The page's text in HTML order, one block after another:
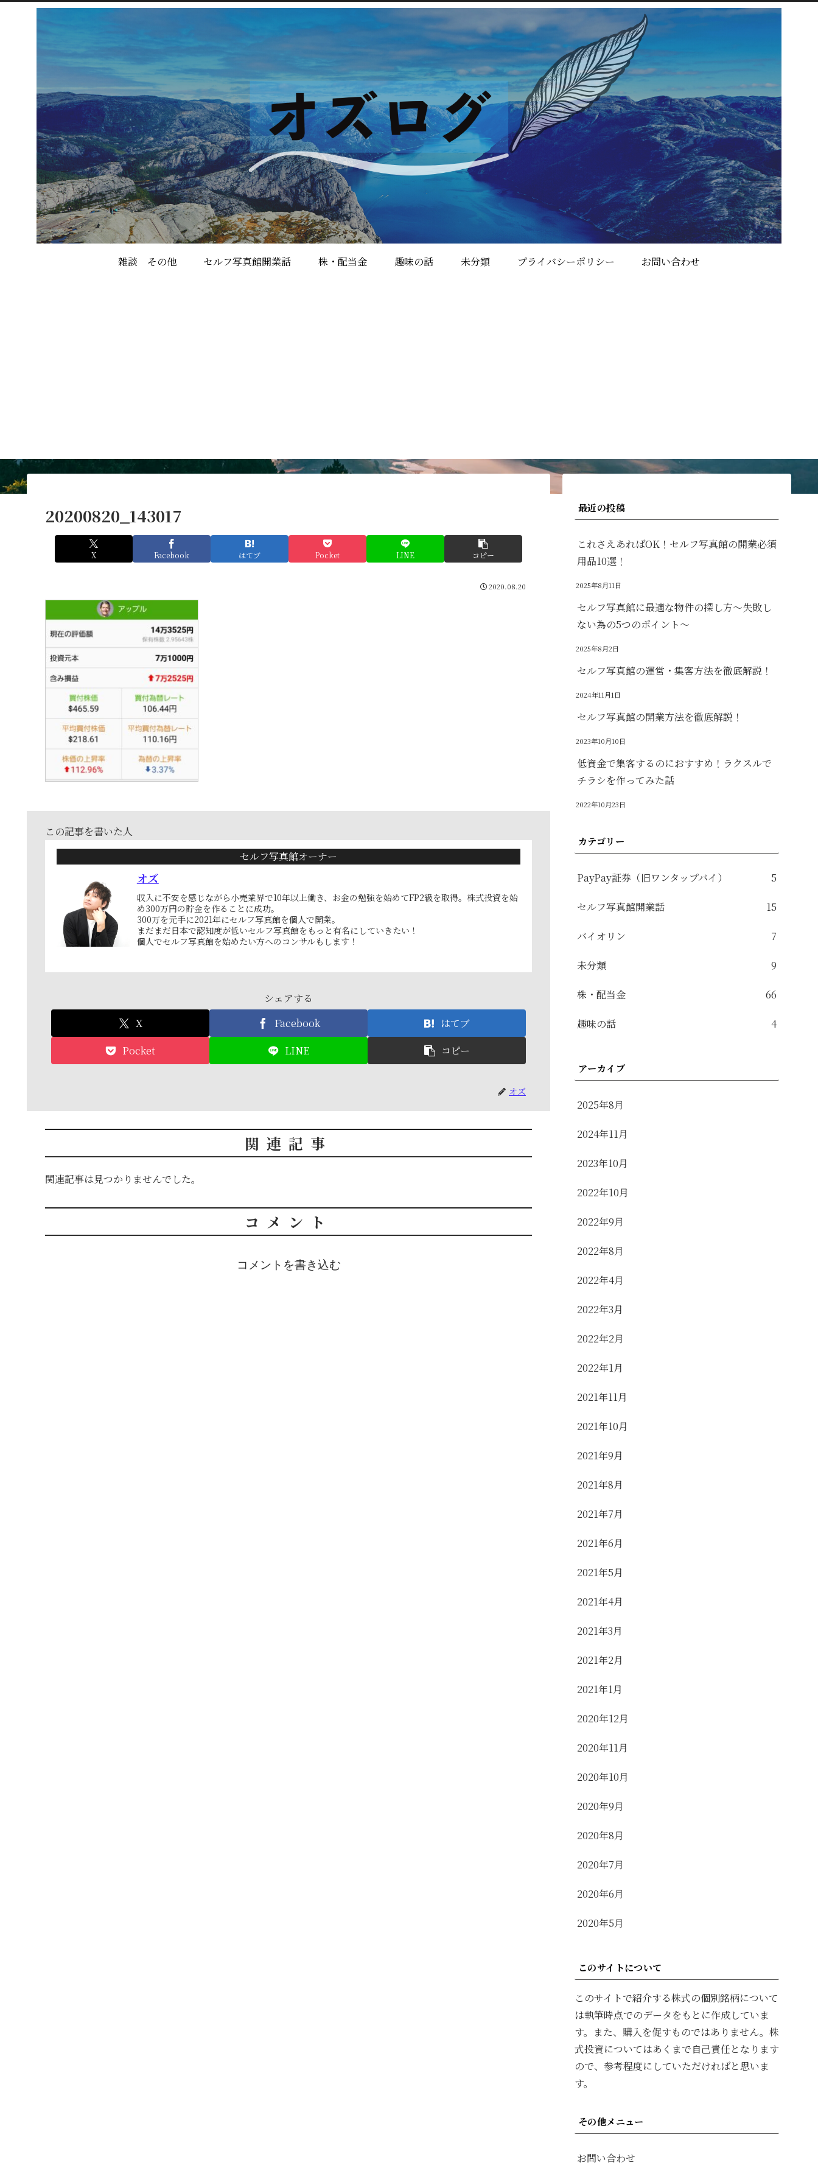
雑談 その他 セルフ写真館開業話 株・配当金 趣味の話 未分類 プライバシーポリシー お問い合わせ
20200820_143017
X Facebook はてブ Pocket LINE コピー
2020.08.20
この記事を書いた人
セルフ写真館オーナー
オズ
収入に不安を感じながら小売業界で10年以上働き、お金の勉強を始めてFP2級を取得。株式投資を始
め300万円の貯金を作ることに成功。
300万を元手に2021年にセルフ写真館を個人で開業。
まだまだ日本で認知度が低いセルフ写真館をもっと有名にしていきたい！
個人でセルフ写真館を始めたい方へのコンサルもします！
シェアする
X
Facebook
はてブ
Pocket
LINE コピー
オズ
関連記事
関連記事は見つかりませんでした。
コメント
コメントを書き込む
最近の投稿
これさえあればOK！セルフ写真館の開業必須
用品10選！
2025年8月11日
セルフ写真館に最適な物件の探し方～失敗し
ない為の5つのポイント～
2025年8月2日
セルフ写真館の運営・集客方法を徹底解説！
2024年11月1日
セルフ写真館の開業方法を徹底解説！
2023年10月10日
低資金で集客するのにおすすめ！ラクスルで
チラシを作ってみた話
2022年10月23日
カテゴリー
PayPay証券（旧ワンタップバイ） 5
セルフ写真館開業話 15
バイオリン 7
未分類 9
株・配当金 66
趣味の話 4
アーカイブ
2025年8月
2024年11月
2023年10月
2022年10月
2022年9月
2022年8月
2022年4月
2022年3月
2022年2月
2022年1月
2021年11月
2021年10月
2021年9月
2021年8月
2021年7月
2021年6月
2021年5月
2021年4月
2021年3月
2021年2月
2021年1月
2020年12月
2020年11月
2020年10月
2020年9月
2020年8月
2020年7月
2020年6月
2020年5月
このサイトについて
このサイトで紹介する株式の個別銘柄について
は執筆時点でのデータをもとに作成していま
す。また、購入を促すものではありません。株
式投資についてはあくまで自己責任となります
ので、参考程度にしていただければと思いま
す。
その他メニュー
お問い合わせ